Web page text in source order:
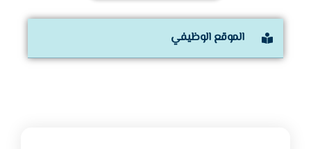
الموقع الوظيفي